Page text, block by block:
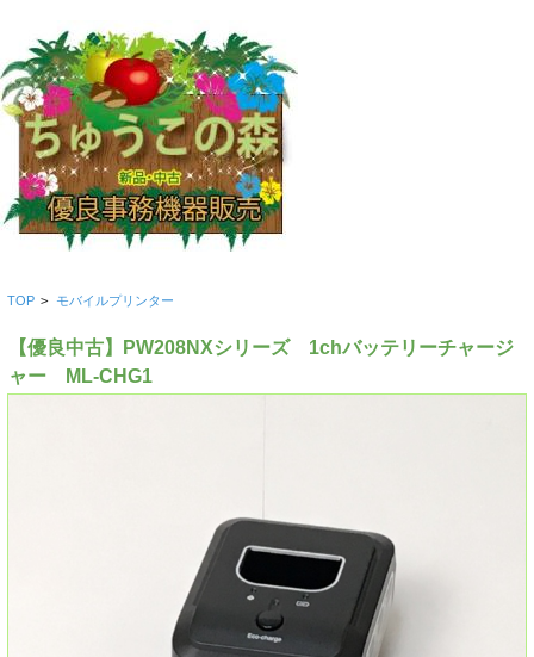
TOP > モバイルプリンター
【優良中古】PW208NXシリーズ 1chバッテリーチャージ
ャー ML-CHG1